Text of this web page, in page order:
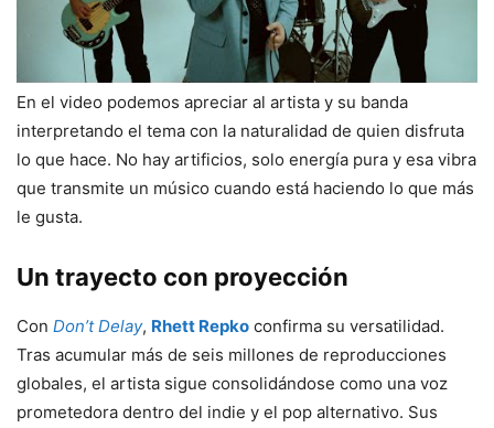
En el video podemos apreciar al artista y su banda
interpretando el tema con la naturalidad de quien disfruta
lo que hace. No hay artificios, solo energía pura y esa vibra
que transmite un músico cuando está haciendo lo que más
le gusta.
Un trayecto con proyección
Con Don’t Delay, Rhett Repko confirma su versatilidad.
Tras acumular más de seis millones de reproducciones
globales, el artista sigue consolidándose como una voz
prometedora dentro del indie y el pop alternativo. Sus